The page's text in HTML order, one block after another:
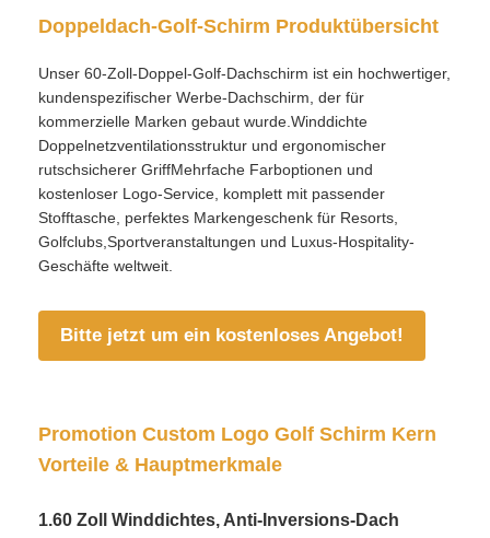
Fabrik Tour
Qualitätskontrolle
Kontakt
Nachrichten
Alle Fälle
Golfregenschirme
Doppeldach-Golf-Schirm Produktübersicht
Unser 60-Zoll-Doppel-Golf-Dachschirm ist ein hochwertiger,
kundenspezifischer Werbe-Dachschirm, der für
kommerzielle Marken gebaut wurde.Winddichte
Doppelnetzventilationsstruktur und ergonomischer
rutschsicherer GriffMehrfache Farboptionen und
kostenloser Logo-Service, komplett mit passender
Stofftasche, perfektes Markengeschenk für Resorts,
Golfclubs,Sportveranstaltungen und Luxus-Hospitality-
Geschäfte weltweit.
Bitte jetzt um ein kostenloses Angebot!
Promotion Custom Logo Golf Schirm Kern
Vorteile & Hauptmerkmale
1.60 Zoll Winddichtes, Anti-Inversions-Dach